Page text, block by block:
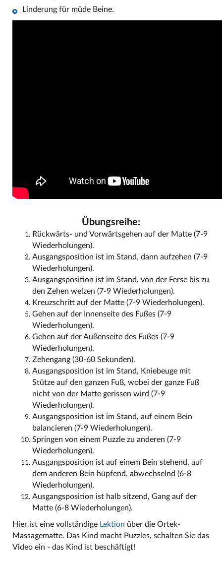
Linderung für müde Beine.
Übungsreihe:
Rückwärts- und Vorwärtsgehen auf der Matte (7-9
Wiederholungen).
Ausgangsposition ist im Stand, dann aufzehen (7-9
Wiederholungen).
Ausgangsposition ist im Stand, von der Ferse bis zu
den Zehen welzen (7-9 Wiederholungen).
Kreuzschritt auf der Matte (7-9 Wiederholungen).
Gehen auf der Innenseite des Fußes (7-9
Wiederholungen).
Gehen auf der Außenseite des Fußes (7-9
Wiederholungen).
Zehengang (30-60 Sekunden).
Ausgangsposition ist im Stand, Kniebeuge mit
Stütze auf den ganzen Fuß, wobei der ganze Fuß
nicht von der Matte gerissen wird (7-9
Wiederholungen).
Ausgangsposition ist im Stand, auf einem Bein
balancieren (7-9 Wiederholungen).
Springen von einem Puzzle zu anderen (7-9
Wiederholungen).
Ausgangsposition ist auf einem Bein stehend, auf
dem anderen Bein hüpfend, abwechselnd (6-8
Wiederholungen).
Ausgangsposition ist halb sitzend, Gang auf der
Matte (6-8 Wiederholungen).
Hier ist eine vollständige Lektion über die Ortek-
Massagematte. Das Kind macht Puzzles, schalten Sie das
Video ein - das Kind ist beschäftigt!